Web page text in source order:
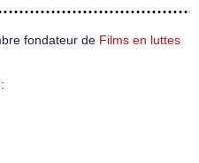
fondateur de Films en luttes